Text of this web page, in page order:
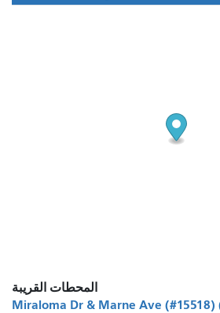
المحطات القريبة
Miraloma Dr & Marne Ave (#15518)